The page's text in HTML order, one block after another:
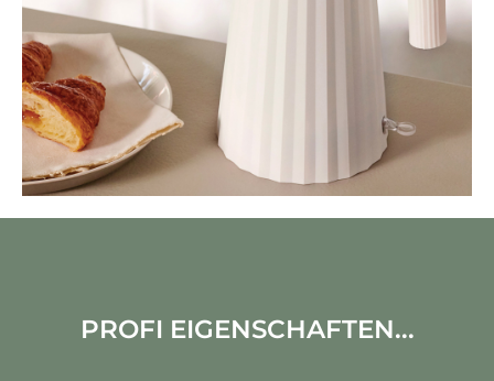
PROFI EIGENSCHAFTEN...